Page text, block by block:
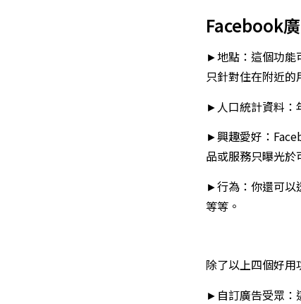
Facebook
►地點：這個功能
只針對住在附近的
►人口統計資料：
►興趣愛好：
品或服務只曝光於
►行為：你還可以
等等。
除了以上四個好用
►自訂廣告受眾：